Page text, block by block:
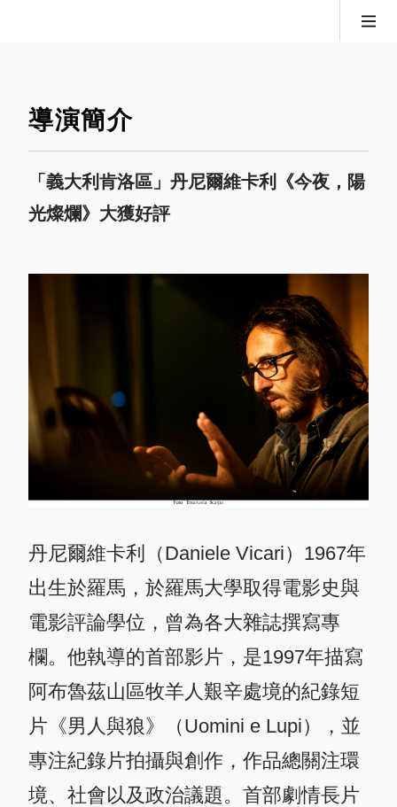
導演簡介
「義大利肯洛區」丹尼爾維卡利《今夜，陽
光燦爛》大獲好評
丹尼爾維卡利（Daniele Vicari）1967年
出生於羅馬，於羅馬大學取得電影史與
電影評論學位，曾為各大雜誌撰寫專
欄。他執導的首部影片，是1997年描寫
阿布魯茲山區牧羊人艱辛處境的紀錄短
片《男人與狼》（Uomini e Lupi），並
專注紀錄片拍攝與創作，作品總關注環
境、社會以及政治議題。首部劇情長片